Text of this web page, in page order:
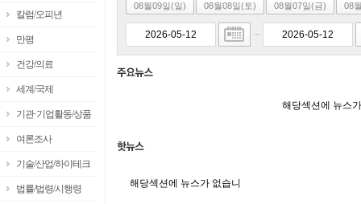
칼럼/오피년
만평
건강/의료
세계/국제
기관·기업활동/상품
여론조사
기술/산업/하이테크
법률/법령/시행령
08월09일(일) 08월08일(토) 08월07일(금) 08
~
해당섹션에 뉴스
해당섹션에 뉴스가 없습니